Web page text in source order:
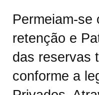
Permeiam-se
retenção e
das reservas
conforme a